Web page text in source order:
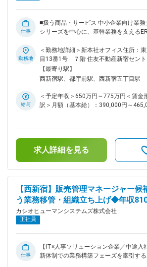
仕事
■扱う商品・サービス 中小企業向け業務
シリーズを中心に、基幹業務を支える
革を推進中。既存資産を活かしながら
た新サービスの企画・開発に取り組んでいます。
「顧客の業務そのものを変える」商品
変革）・CX（顧客体験）・SX（社会的
けることがこのポジションのミッションです。 ■具
内容 入社後は既存商品の改善提案から
連携・推進 商品企画メンバーのマネージメン
の流れ・フォロー体制のイメージ例 1
（会社理解・顧客理解・自社商品の基礎
：市場調査・競合分析などを通して企
カシオグループから独立して新たなス
フェーズの今、組織づくりやサービス
があります。メーカーとして長年選ば
中で、横方向（他部門・企画との連携）
マネージャー昇進）など、多彩なキャリア
イルです。穏やかでフラットな関係性
職場です。 出社は週1～2回が目安のた
勤務地
＜勤務地詳細＞新本社オフィス住所：
目13番1号 ７階 住友不動産新宿セントラルパーク勤務地最寄
駅： 線受動喫煙対策：敷地内全面禁煙
【最寄り駅】
西新宿駅、都庁前駅、西新宿五丁目駅
給与
＜予定年収＞650万円～775万円＜賃金
訳＞月額（基本給）：390,000円～
ます。月給(月額)は固定手当を含めた表
求人詳細を見る
【西新宿】販売管理マネージャー
う業務移管・組織立ち上げ◆年収
カシオヒューマンシステムズ株式会社
正社員
仕事
【IT×人事ソリューション企業／中途入
新体制での業務構築フェーズを牽引するポジ